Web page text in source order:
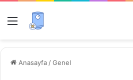
Menü
Anasayfa /Genel